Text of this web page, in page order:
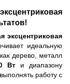
эксцентриковая
идеальную
дерево, металл
Вти диапазону
работу с